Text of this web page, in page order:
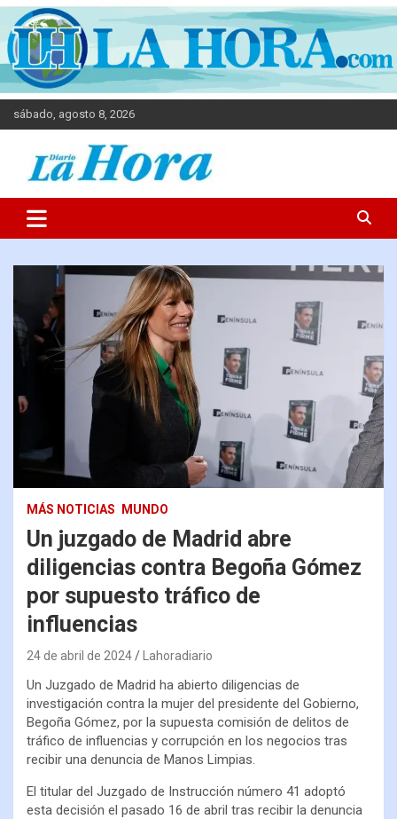
sábado, agosto 8, 2026
Diario La Hora
MÁS NOTICIAS MUNDO
Un juzgado de Madrid abre
diligencias contra Begoña Gómez
por supuesto tráfico de
influencias
24 de abril de 2024 Lahoradiario
Un Juzgado de Madrid ha abierto diligencias de
investigación contra la mujer del presidente del Gobierno,
Begoña Gómez, por la supuesta comisión de delitos de
tráfico de influencias y corrupción en los negocios tras
recibir una denuncia de Manos Limpias.
El titular del Juzgado de Instrucción número 41 adoptó
esta decisión el pasado 16 de abril tras recibir la denuncia